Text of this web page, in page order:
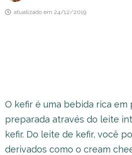
atualizado em 24/12/2019
O kefir é uma bebida rica em
preparada através do leite
kefir. Do leite de kefir, você
derivados como o cream